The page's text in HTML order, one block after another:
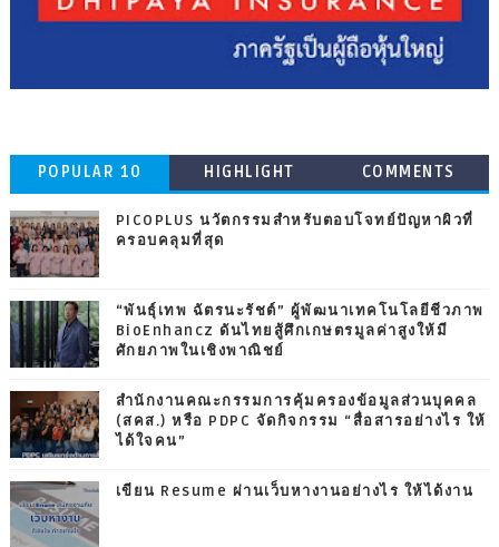
POPULAR 10 HIGHLIGHT COMMENTS
PICOPLUS นวัตกรรมสำหรับตอบโจทย์ปัญหาผิวที่
ครอบคลุมที่สุด
“พันธุ์เทพ ฉัตรนะรัชต์” ผู้พัฒนาเทคโนโลยีชีวภาพ
BioEnhancz ดันไทยสู้ศึกเกษตรมูลค่าสูงให้มี
ศักยภาพในเชิงพาณิชย์
สำนักงานคณะกรรมการคุ้มครองข้อมูลส่วนบุคคล
(สคส.) หรือ PDPC จัดกิจกรรม “สื่อสารอย่างไร ให้
ได้ใจคน”
เขียน Resume ผ่านเว็บหางานอย่างไร ให้ได้งาน